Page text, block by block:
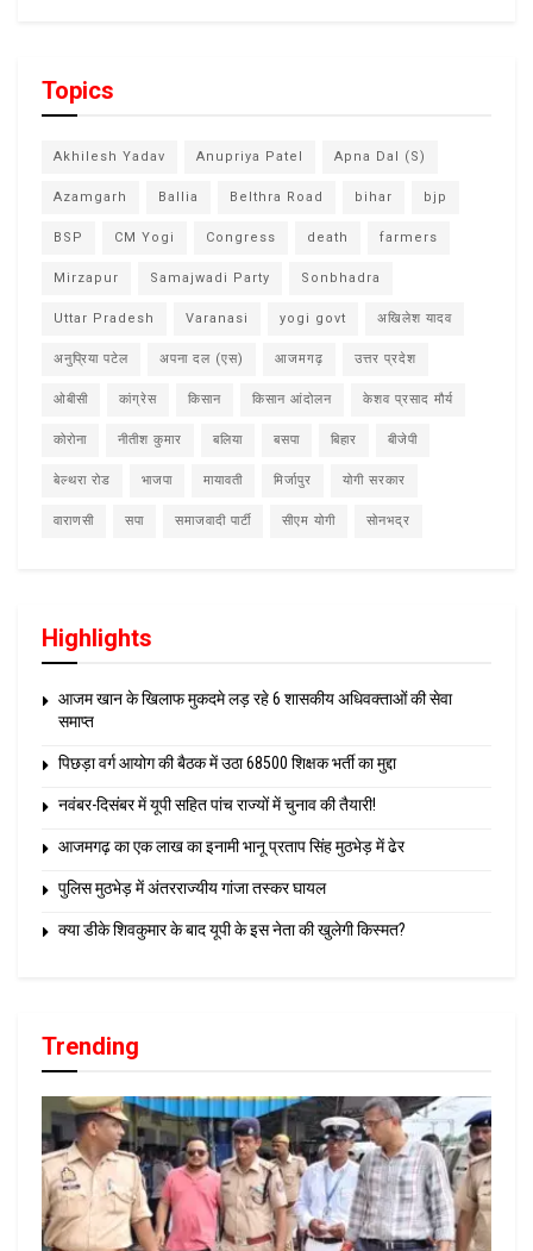
Topics
Akhilesh Yadav Anupriya Patel Apna Dal (S)
Azamgarh Ballia Belthra Road bihar bjp
BSP CM Yogi Congress death farmers
Mirzapur Samajwadi Party Sonbhadra
Uttar Pradesh Varanasi yogi govt अखिलेश यादव
अनुप्रिया पटेल अपना दल (एस) आजमगढ़ उत्तर प्रदेश
ओबीसी कांग्रेस किसान किसान आंदोलन केशव प्रसाद मौर्य
कोरोना नीतीश कुमार बलिया बसपा बिहार बीजेपी
बेल्थरा रोड भाजपा मायावती मिर्जापुर योगी सरकार
वाराणसी सपा समाजवादी पार्टी सीएम योगी सोनभद्र
Highlights
आजम खान के खिलाफ मुकदमे लड़ रहे 6 शासकीय अधिवक्ताओं की सेवा
समाप्त
पिछड़ा वर्ग आयोग की बैठक में उठा 68500 शिक्षक भर्ती का मुद्दा
नवंबर-दिसंबर में यूपी सहित पांच राज्यों में चुनाव की तैयारी!
आजमगढ़ का एक लाख का इनामी भानू प्रताप सिंह मुठभेड़ में ढेर
पुलिस मुठभेड़ में अंतरराज्यीय गांजा तस्कर घायल
क्या डीके शिवकुमार के बाद यूपी के इस नेता की खुलेगी किस्मत?
Trending